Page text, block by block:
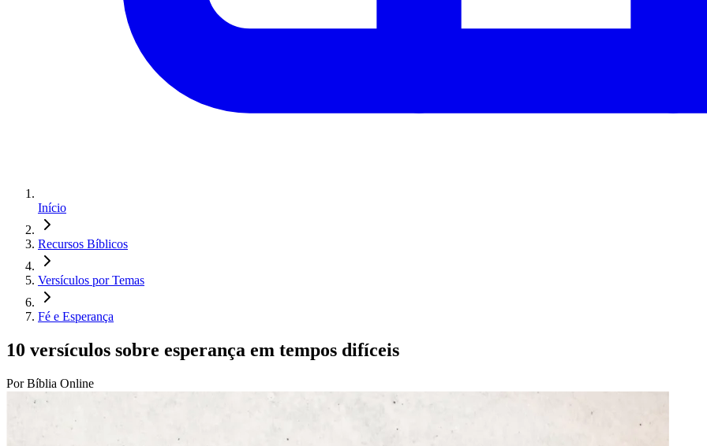
Início
Recursos Bíblicos
Versículos por Temas
Fé e Esperança
10 versículos sobre esperança em tempos difíceis
Por Bíblia Online